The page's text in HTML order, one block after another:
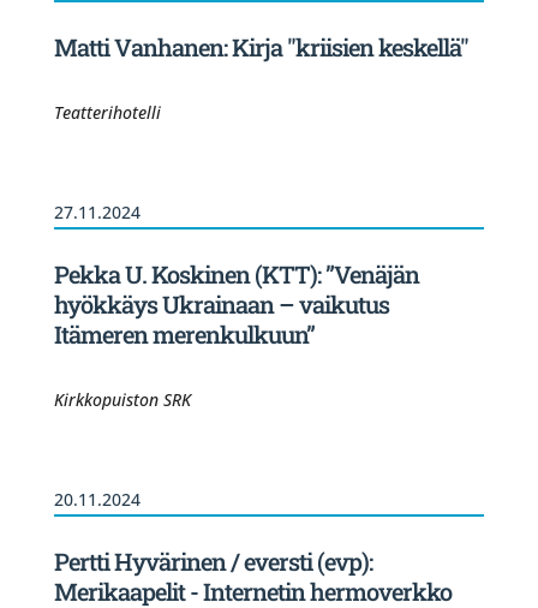
Matti Vanhanen: Kirja "kriisien keskellä"
Teatterihotelli
27.11.2024
Pekka U. Koskinen (KTT): ”Venäjän
hyökkäys Ukrainaan – vaikutus
Itämeren merenkulkuun”
Kirkkopuiston SRK
20.11.2024
Pertti Hyvärinen / eversti (evp):
Merikaapelit - Internetin hermoverkko